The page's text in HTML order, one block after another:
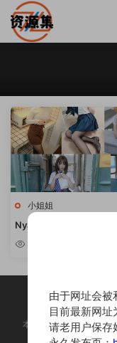
小姐姐
Nyako喵子 – 微肉性感写
[持续更新]
本站为摄影写真图片网
由于网址会被
目前最新网址
请老用户保存